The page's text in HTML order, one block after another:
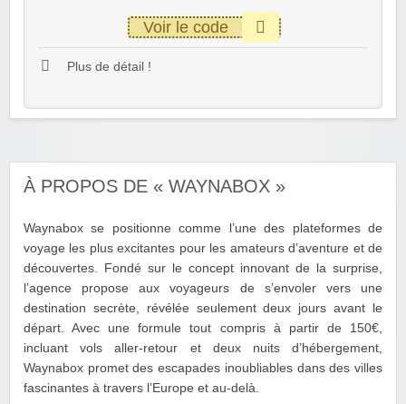
Voir le code
Plus de détail !
À PROPOS DE « WAYNABOX »
Waynabox se positionne comme l’une des plateformes de
voyage les plus excitantes pour les amateurs d’aventure et de
découvertes. Fondé sur le concept innovant de la surprise,
l’agence propose aux voyageurs de s’envoler vers une
destination secrète, révélée seulement deux jours avant le
départ. Avec une formule tout compris à partir de 150€,
incluant vols aller-retour et deux nuits d’hébergement,
Waynabox promet des escapades inoubliables dans des villes
fascinantes à travers l’Europe et au-delà.